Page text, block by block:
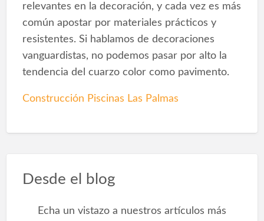
relevantes en la decoración, y cada vez es más
común apostar por materiales prácticos y
resistentes. Si hablamos de decoraciones
vanguardistas, no podemos pasar por alto la
tendencia del cuarzo color como pavimento.
Construcción Piscinas Las Palmas
Desde el blog
Echa un vistazo a nuestros artículos más